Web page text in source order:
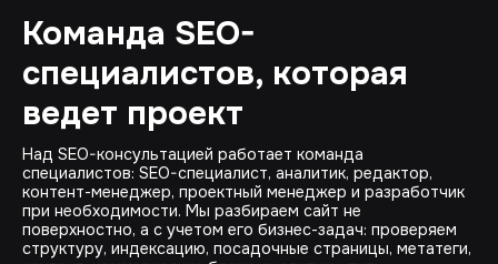
Команда SEO-
специалистов, которая
ведет проект
Над SEO-консультацией работает команда
специалистов: SEO-специалист, аналитик, редактор,
контент-менеджер, проектный менеджер и разработчик
при необходимости. Мы разбираем сайт не
поверхностно, а с учетом его бизнес-задач: проверяем
структуру, индексацию, посадочные страницы, метатеги,